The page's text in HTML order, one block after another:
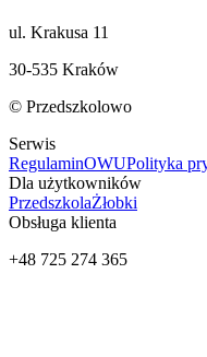
ul. Krakusa 11
30-535 Kraków
© Przedszkolowo
Serwis
RegulaminOWUPolityka
Dla użytkowników
PrzedszkolaŻłobki
Obsługa klienta
+48 725 274 365